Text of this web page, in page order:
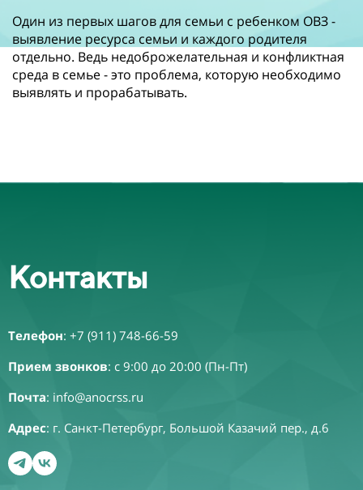
Один из первых шагов для семьи с ребенком ОВЗ -
выявление ресурса семьи и каждого родителя
отдельно. Ведь недоброжелательная и конфликтная
среда в семье - это проблема, которую необходимо
выявлять и прорабатывать.
Контакты
Телефон: +7 (911) 748-66-59
Прием звонков: с 9:00 до 20:00 (Пн-Пт)
Почта: info@anocrss.ru
Адрес: г. Санкт-Петербург, Большой Казачий пер., д.6